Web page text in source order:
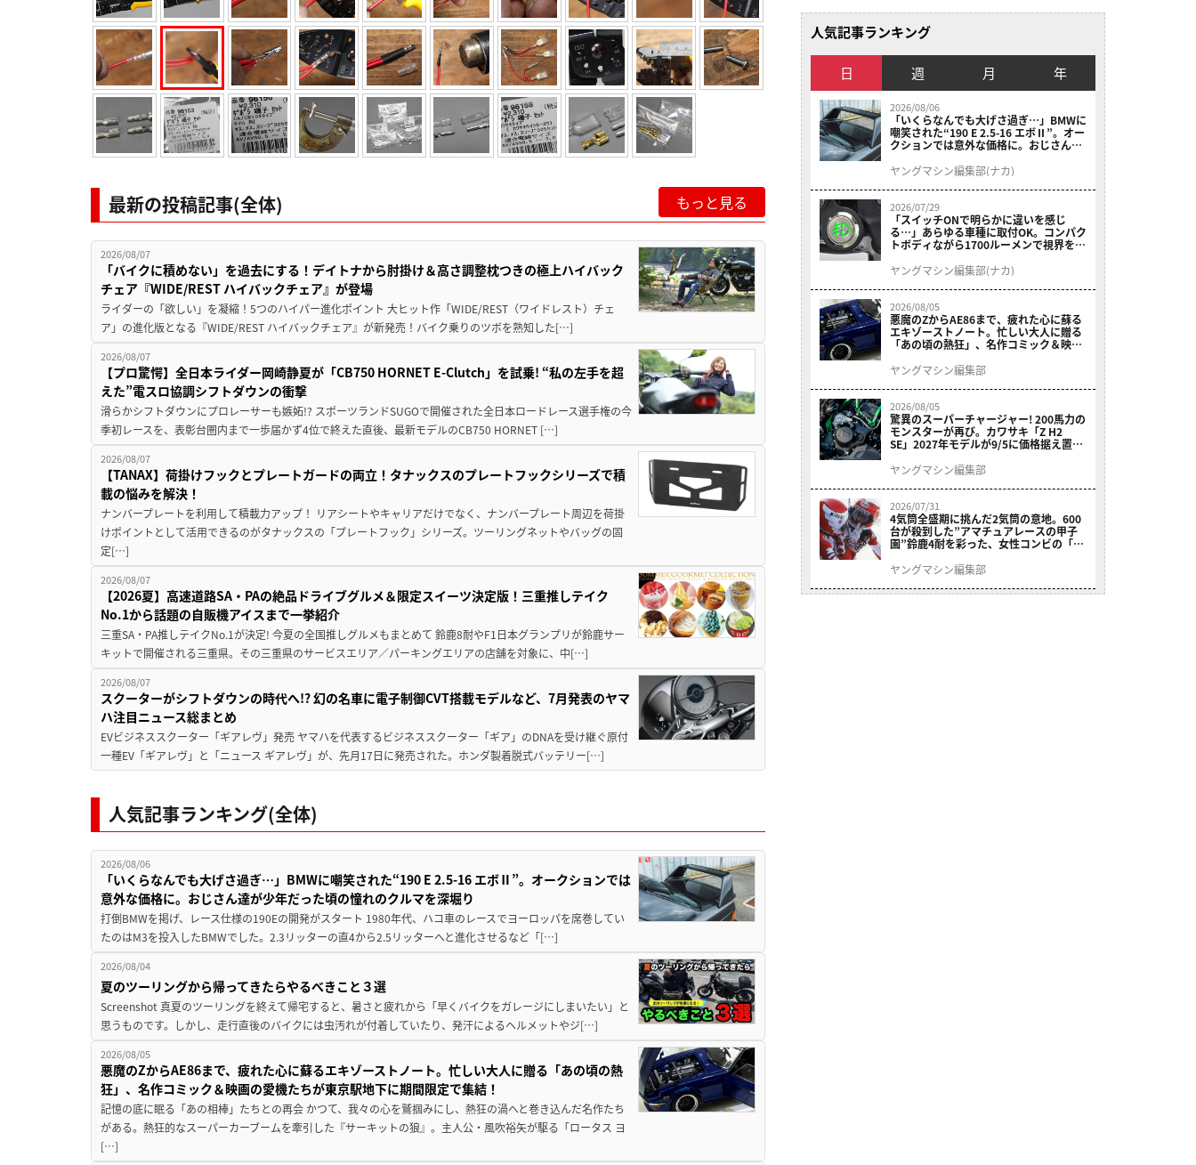
最新の投稿記事(全体) もっと見る
2026/08/07
「バイクに積めない」を過去にする！デイトナから肘掛け＆高さ調整枕つきの極上ハイバック
チェア『WIDE/REST ハイバックチェア』が登場
ライダーの「欲しい」を凝縮！5つのハイパー進化ポイント 大ヒット作「WIDE/REST（ワイドレスト）チェ
ア」の進化版となる『WIDE/REST ハイバックチェア』が新発売！バイク乗りのツボを熟知した[…]
2026/08/07
【プロ驚愕】全日本ライダー岡崎静夏が「CB750 HORNET E-Clutch」を試乗! “私の左手を超
えた”電スロ協調シフトダウンの衝撃
滑らかシフトダウンにプロレーサーも嫉妬!? スポーツランドSUGOで開催された全日本ロードレース選手権の今
季初レースを、表彰台圏内まで一歩届かず4位で終えた直後、最新モデルのCB750 HORNET […]
2026/08/07
【TANAX】荷掛けフックとプレートガードの両立！タナックスのプレートフックシリーズで積
載の悩みを解決！
ナンバープレートを利用して積載力アップ！ リアシートやキャリアだけでなく、ナンバープレート周辺を荷掛
けポイントとして活用できるのがタナックスの「プレートフック」シリーズ。ツーリングネットやバッグの固
定[…]
2026/08/07
【2026夏】高速道路SA・PAの絶品ドライブグルメ＆限定スイーツ決定版！三重推しテイク
No.1から話題の自販機アイスまで一挙紹介
三重SA・PA推しテイクNo.1が決定! 今夏の全国推しグルメもまとめて 鈴鹿8耐やF1日本グランプリが鈴鹿サー
キットで開催される三重県。その三重県のサービスエリア／パーキングエリアの店舗を対象に、中[…]
2026/08/07
スクーターがシフトダウンの時代へ!? 幻の名車に電子制御CVT搭載モデルなど、7月発表のヤマ
ハ注目ニュース総まとめ
EVビジネススクーター「ギアレヴ」発売 ヤマハを代表するビジネススクーター「ギア」のDNAを受け継ぐ原付
一種EV「ギアレヴ」と「ニュース ギアレヴ」が、先月17日に発売された。ホンダ製着脱式バッテリー[…]
人気記事ランキング(全体)
2026/08/06
「いくらなんでも大げさ過ぎ…」BMWに嘲笑された“190 E 2.5-16 エボⅡ”。オークションでは
意外な価格に。おじさん達が少年だった頃の憧れのクルマを深堀り
打倒BMWを掲げ、レース仕様の190Eの開発がスタート 1980年代、ハコ車のレースでヨーロッパを席巻してい
たのはM3を投入したBMWでした。2.3リッターの直4から2.5リッターへと進化させるなど「[…]
2026/08/04
夏のツーリングから帰ってきたらやるべきこと３選
Screenshot 真夏のツーリングを終えて帰宅すると、暑さと疲れから「早くバイクをガレージにしまいたい」と
思うものです。しかし、走行直後のバイクには虫汚れが付着していたり、発汗によるヘルメットやジ[…]
2026/08/05
悪魔のZからAE86まで、疲れた心に蘇るエキゾーストノート。忙しい大人に贈る「あの頃の熱
狂」、名作コミック＆映画の愛機たちが東京駅地下に期間限定で集結！
記憶の底に眠る「あの相棒」たちとの再会 かつて、我々の心を鷲掴みにし、熱狂の渦へと巻き込んだ名作たち
がある。熱狂的なスーパーカーブームを牽引した『サーキットの狼』。主人公・風吹裕矢が駆る「ロータス ヨ
[…]
人気記事ランキング
日 週 月 年
2026/08/06
「いくらなんでも大げさ過ぎ…」BMWに
嘲笑された“190 E 2.5-16 エボⅡ”。オー
クションでは意外な価格に。おじさん達
ヤングマシン編集部(ナカ)
2026/07/29
「スイッチONで明らかに違いを感じ
る…」あらゆる車種に取付OK。コンパク
トボディながら1700ルーメンで視界を確
ニット プレシャスレイ スモール］
ヤングマシン編集部(ナカ)
2026/08/05
悪魔のZからAE86まで、疲れた心に蘇る
エキゾーストノート。忙しい大人に贈る
「あの頃の熱狂」、名作コミック＆映画
結！
ヤングマシン編集部
2026/08/05
驚異のスーパーチャージャー! 200馬力の
モンスターが再び。カワサキ「Z H2
SE」2027年モデルが9/5に価格据え置き
ヤングマシン編集部
2026/07/31
4気筒全盛期に挑んだ2気筒の意地。600
台が殺到した”アマチュアレースの甲子
園”鈴鹿4耐を彩った、女性コンビの「ス
ヤングマシン編集部